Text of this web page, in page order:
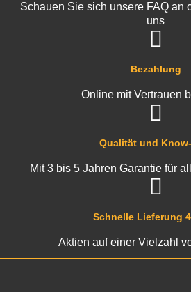
Schnelle Lieferung
Aktien auf einer Vielzahl
Qualität und
Mit 3 bis 5 Jahren Garantie für
Bezahlung
Online mit Vertrauen
Schauen Sie sich unsere FAQ an
uns